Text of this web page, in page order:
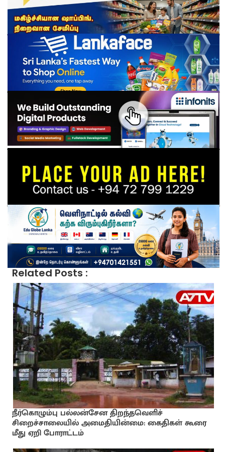
Related Posts :
நீர்கொழும்பு பல்லன்சேன திறந்தவெளிச்
சிறைச்சாலையில் அமைதியின்மை: கைதிகள் கூரை
மீது ஏறி போராட்டம்